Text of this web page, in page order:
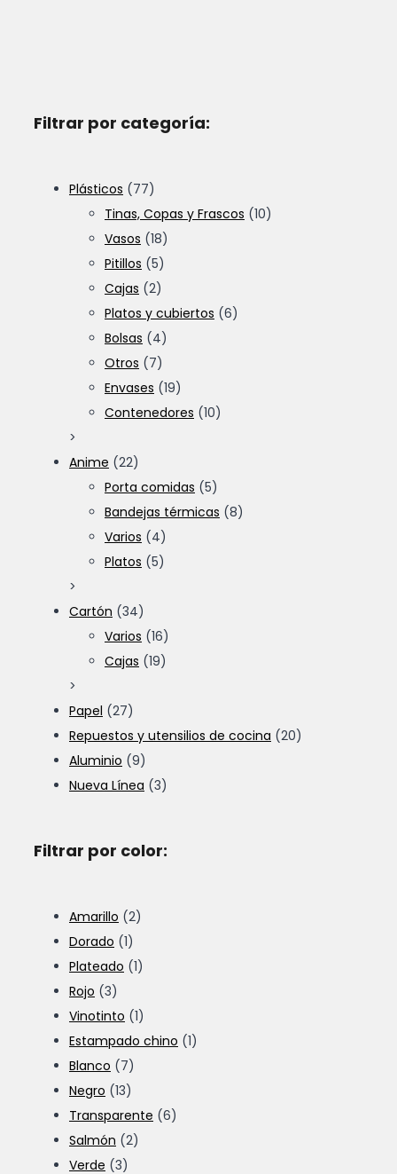
Filtrar por categoría:
Plásticos (77)
Tinas, Copas y Frascos (10)
Vasos (18)
Pitillos (5)
Cajas (2)
Platos y cubiertos (6)
Bolsas (4)
Otros (7)
Envases (19)
Contenedores (10)
>
Anime (22)
Porta comidas (5)
Bandejas térmicas (8)
Varios (4)
Platos (5)
>
Cartón (34)
Varios (16)
Cajas (19)
>
Papel (27)
Repuestos y utensilios de cocina (20)
Aluminio (9)
Nueva Línea (3)
Filtrar por color:
Amarillo (2)
Dorado (1)
Plateado (1)
Rojo (3)
Vinotinto (1)
Estampado chino (1)
Blanco (7)
Negro (13)
Transparente (6)
Salmón (2)
Verde (3)